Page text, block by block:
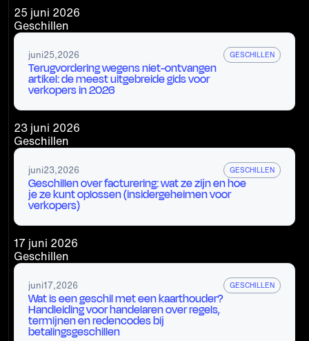
25 juni 2026
Geschillen
juni25,2026 GESCHILLEN
Terugvordering wegens niet-ontvangen
artikel: de meest uitgebreide gids voor
verkopers in 2026
23 juni 2026
Geschillen
juni23,2026 GESCHILLEN
Geschillen over facturering: wat ze zijn en hoe
je ze kunt oplossen (insidergeheimen voor
verkopers)
17 juni 2026
Geschillen
juni17,2026 GESCHILLEN
Wat is een geschil met een kaarthouder?
Handleiding voor handelaren over regels,
termijnen en redencodes bij
betalingsgeschillen